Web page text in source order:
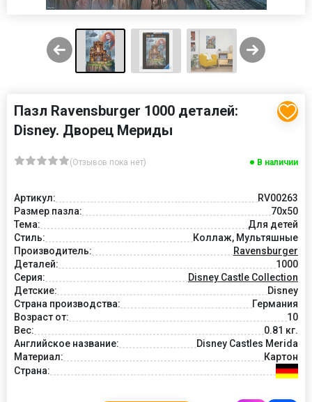
Пазл Ravensburger 1000 деталей:
Disney. Дворец Мериды
(Отзывов пока нет) В наличии
Артикул:
RV00263
Размер пазла:
70x50
Тема:
Для детей
Стиль:
Коллаж, Мультяшные
Производитель:
Ravensburger
Деталей:
1000
Серия:
Disney Castle Collection
Детские:
Disney
Страна производства:
Германия
Возраст от:
10
Вес:
0.81 кг.
Английское название:
Disney Castles Merida
Материал:
Картон
Страна: